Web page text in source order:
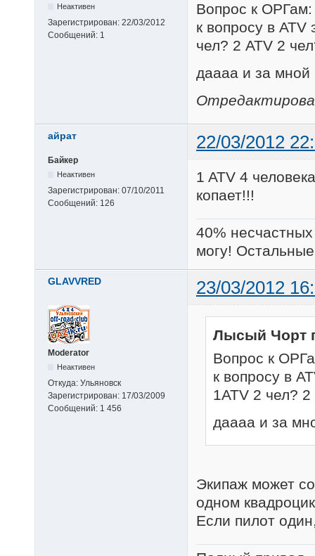
Неактивен
Зарегистрирован: 22/03/2012
Сообщений: 1
Вопрос к ОРГам:
к вопросу в ATV
чел? 2 ATV 2
даааа и за мной
айрат 22/03/2012
Байкер
Неактивен
Зарегистрирован: 07/10/2011
Сообщений: 126
1 ATV 4
копает!!!
40%
могу!
GLAVVRED 23/03/2012
Moderator
Неактивен
Откуда: Ульяновск
Зарегистрирован: 17/03/2009
Сообщений: 1 456
Лысый Чорт
Вопрос к
к вопросу в
1ATV 2 чел?
даааа и за
Экипаж может
одном
Если пилот